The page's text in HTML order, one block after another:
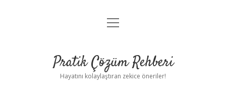
Anasayfa
Yasal Uyarı
menüyü
Pratik Çözüm Rehberi
Hayatını kolaylaştıran zekice öneriler!